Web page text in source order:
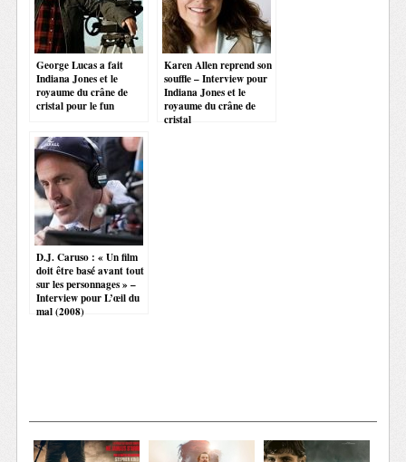
George Lucas a fait
Indiana Jones et le
royaume du crâne de
cristal pour le fun
Karen Allen reprend son
souffle – Interview pour
Indiana Jones et le
royaume du crâne de
cristal
D.J. Caruso : « Un film
doit être basé avant tout
sur les personnages » –
Interview pour L’œil du
mal (2008)